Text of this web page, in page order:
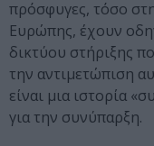
πρόσφυγες, τόσο
Ευρώπης, έχουν
δικτύου στήριξης
την αντιμετώπιση
είναι μια ιστορία
για την συνύπαρξη.